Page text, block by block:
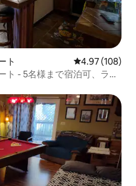
ト レビュー108
4.97 (108)
ト - 5名様まで宿泊可、ラン